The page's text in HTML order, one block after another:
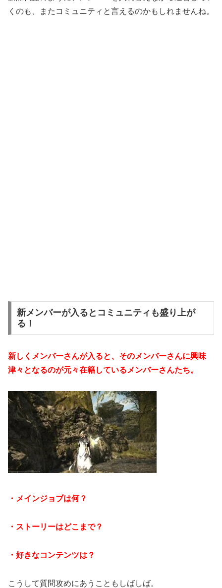
くのも、またコミュニティと言えるのかもしれませんね。
新メンバーが入るとコミュニティも盛り上が
る！
新しくメンバーさんが入ると、そのメンバーさんに興味
津々となるのが元々在籍しているメンバーさんたち。
・メインジョブは何？
・ストーリーはどこまで？
・好きなコンテンツは？
こうして質問攻めにあうこともしばしば。